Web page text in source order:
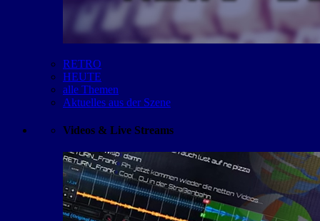
RETRO
HEUTE
alle Themen
Aktuelles aus der Szene
Videos & Live Streams